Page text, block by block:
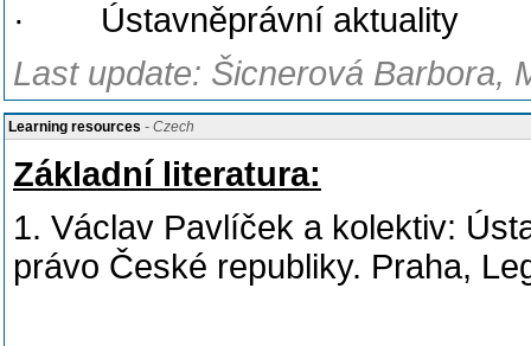
· Ústavněprávní aktuality
Last update: Šicnerová Barbora,
Learning resources - Czech
Základní literatura:
1. Václav Pavlíček a kolektiv:
právo České republiky. Praha,